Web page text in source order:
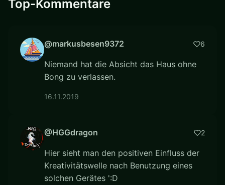
Top-Kommentare
@markusbesen9372 6
Niemand hat die Absicht das Haus ohne
Bong zu verlassen.
16.11.2019
@HGGdragon 2
Hier sieht man den positiven Einfluss der
Kreativitätswelle nach Benutzung eines
solchen Gerätes ':D